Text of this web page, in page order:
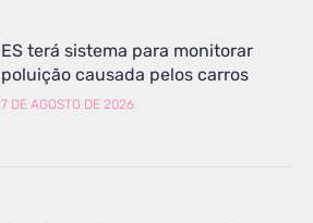
ES terá sistema para monitorar
poluição causada pelos carros
7 DE AGOSTO DE 2026